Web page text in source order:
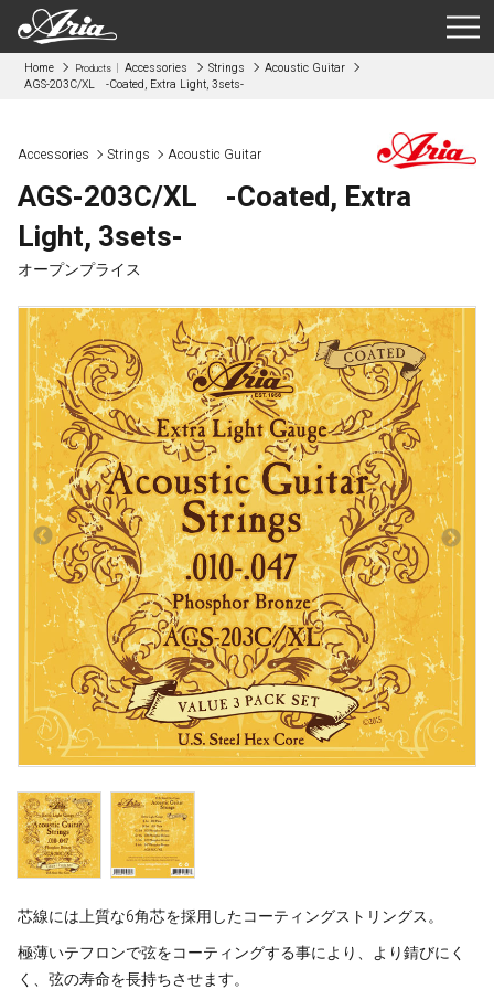
Home Products Accessories Strings
Acoustic Guitar
AGS-203C/XL -Coated, Extra Light, 3sets-
Accessories Strings Acoustic Guitar
AGS-203C/XL -Coated, Extra
Light, 3sets-
オープンプライス
芯線には上質な6角芯を採用したコーティングストリングス。
極薄いテフロンで弦をコーティングする事により、より錆びにく
く、弦の寿命を長持ちさせます。